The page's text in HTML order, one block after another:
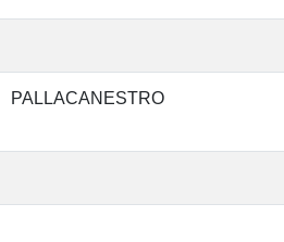
PALLACANESTRO